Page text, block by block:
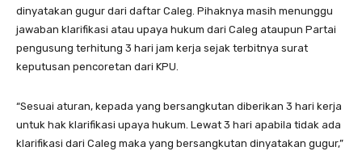
dinyatakan gugur dari daftar Caleg. Pihaknya masih menunggu
jawaban klarifikasi atau upaya hukum dari Caleg ataupun Partai
pengusung terhitung 3 hari jam kerja sejak terbitnya surat
keputusan pencoretan dari KPU.
“Sesuai aturan, kepada yang bersangkutan diberikan 3 hari kerja
untuk hak klarifikasi upaya hukum. Lewat 3 hari apabila tidak ada
klarifikasi dari Caleg maka yang bersangkutan dinyatakan gugur,”